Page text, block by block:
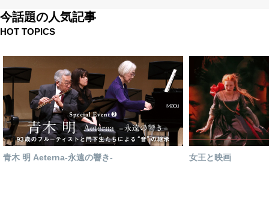
今話題の人気記事
HOT TOPICS
青木 明 Aeterna-永遠の響き- 女王と映画